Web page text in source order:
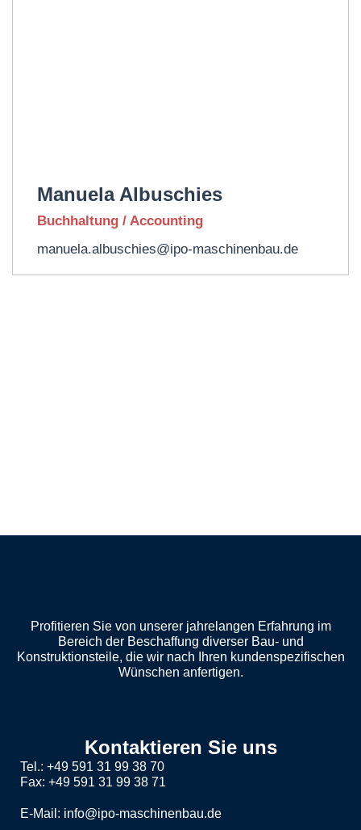
Manuela Albuschies
Buchhaltung / Accounting
manuela.albuschies@ipo-maschinenbau.de
Profitieren Sie von unserer jahrelangen Erfahrung im
Bereich der Beschaffung diverser Bau- und
Konstruktionsteile, die wir nach Ihren kundenspezifischen
Wünschen anfertigen.
Kontaktieren Sie uns
Tel.: +49 591 31 99 38 70
Fax: +49 591 31 99 38 71
E-Mail: info@ipo-maschinenbau.de